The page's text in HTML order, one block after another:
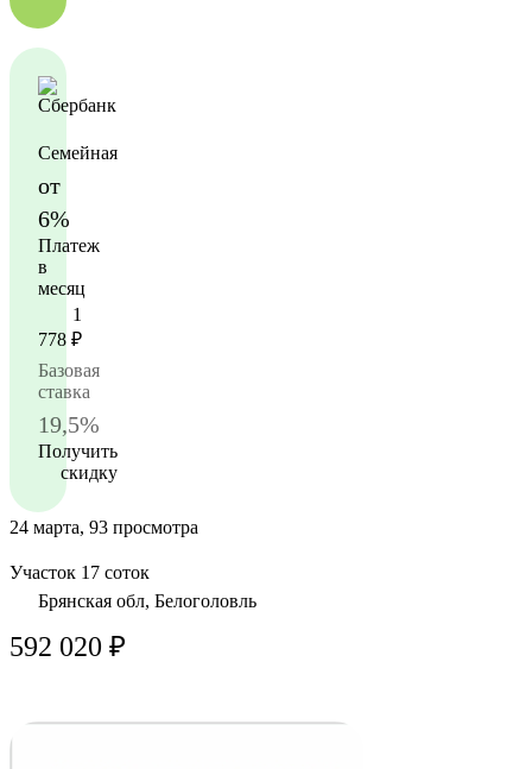
Семейная
от
6%
Платеж
в
месяц
1
778 ₽
Базовая
ставка
19,5%
Получить
скидку
24 марта, 93 просмотра
Участок 17 соток
Брянская обл, Белоголовль
592 020 ₽